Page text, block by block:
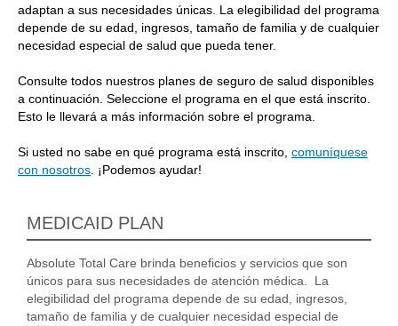
adaptan a sus necesidades únicas. La elegibilidad del programa
depende de su edad, ingresos, tamaño de familia y de cualquier
necesidad especial de salud que pueda tener.
Consulte todos nuestros planes de seguro de salud disponibles
a continuación. Seleccione el programa en el que está inscrito.
Esto le llevará a más información sobre el programa.
Si usted no sabe en qué programa está inscrito, comuníquese
con nosotros . ¡Podemos ayudar!
MEDICAID PLAN
Absolute Total Care brinda beneficios y servicios que son
únicos para sus necesidades de atención médica. La
elegibilidad del programa depende de su edad, ingresos,
tamaño de familia y de cualquier necesidad especial de